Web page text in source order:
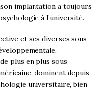
implantation a toujours
à l’université.
et ses diverses sous-
plus en plus sous
dominent depuis
universitaire, bien